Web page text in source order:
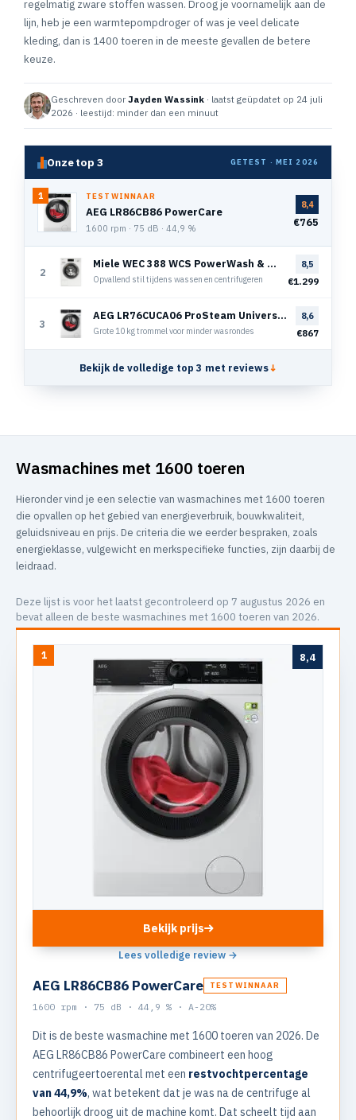
regelmatig zware stoffen wassen. Droog je voornamelijk aan de
lijn, heb je een warmtepompdroger of was je veel delicate
kleding, dan is 1400 toeren in de meeste gevallen de betere
keuze.
Geschreven door Jayden Wassink · laatst geüpdatet op 24 juli
2026 · leestijd: minder dan een minuut
Onze top 3 GETEST · MEI 2026
1 TESTWINNAAR
AEG LR86CB86 PowerCare
1600 rpm · 75 dB · 44,9 %
8,4
€765
2
Miele WEC 388 WCS PowerWash & Steam
Opvallend stil tijdens wassen en centrifugeren
8,5
€1.299
3
AEG LR76CUCA06 ProSteam UniversalDose
Grote 10 kg trommel voor minder wasrondes
8,6
€867
Bekijk de volledige top 3 met reviews↓
Wasmachines met 1600 toeren
Hieronder vind je een selectie van wasmachines met 1600 toeren
die opvallen op het gebied van energieverbruik, bouwkwaliteit,
geluidsniveau en prijs. De criteria die we eerder bespraken, zoals
energieklasse, vulgewicht en merkspecifieke functies, zijn daarbij de
leidraad.
Deze lijst is voor het laatst gecontroleerd op 7 augustus 2026 en
bevat alleen de beste wasmachines met 1600 toeren van 2026.
1 8,4
Bekijk prijs
Lees volledige review →
AEG LR86CB86 PowerCare TESTWINNAAR
1600 rpm · 75 dB · 44,9 % · A-20%
Dit is de beste wasmachine met 1600 toeren van 2026. De
AEG LR86CB86 PowerCare combineert een hoog
centrifugeertoerental met een restvochtpercentage
van 44,9%, wat betekent dat je was na de centrifuge al
behoorlijk droog uit de machine komt. Dat scheelt tijd aan